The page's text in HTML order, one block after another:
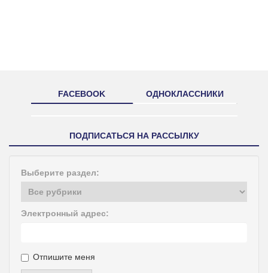
FACEBOOK ОДНОКЛАССНИКИ
ПОДПИСАТЬСЯ НА РАССЫЛКУ
Выберите раздел:
Электронный адрес:
Отпишите меня